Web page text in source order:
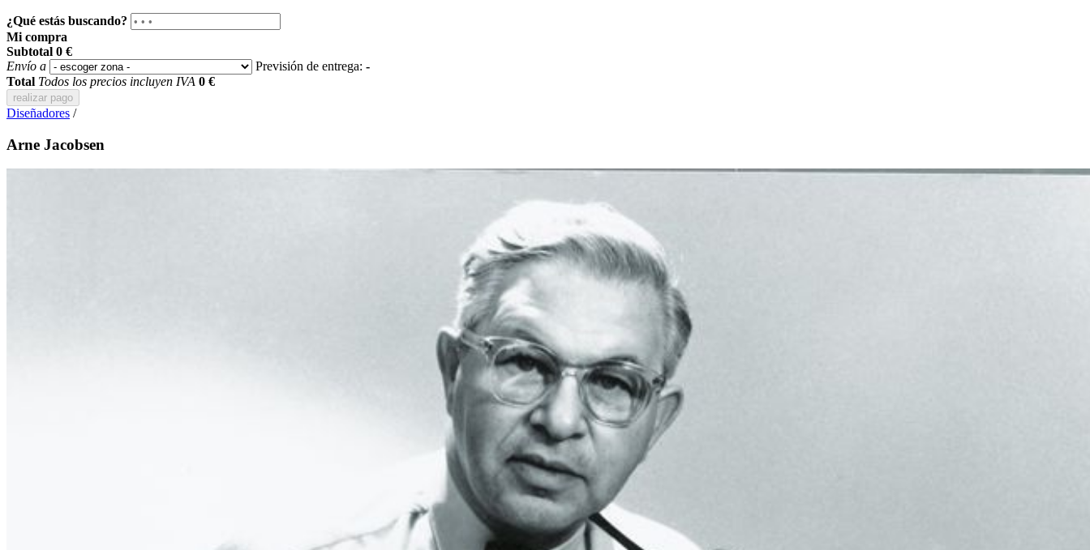
¿Qué estás buscando?
Mi compra
Subtotal 0 €
Envío a
Previsión de entrega: -
Total Todos los precios incluyen IVA 0 €
realizar pago
Diseñadores /
Arne Jacobsen